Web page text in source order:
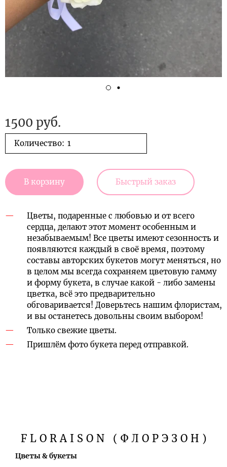
1500 руб.
Количество:
В корзину Быстрый заказ
Цветы, подаренные с любовью и от всего
сердца, делают этот момент особенным и
незабываемым! Все цветы имеют сезонность и
появляются каждый в своё время, поэтому
составы авторских букетов могут меняться, но
в целом мы всегда сохраняем цветовую гамму
и форму букета, в случае какой - либо замены
цветка, всё это предварительно
обговаривается! Доверьтесь нашим флористам,
и вы останетесь довольны своим выбором!
Только свежие цветы.
Пришлём фото букета перед отправкой.
FLORAISON (ФЛОРЭЗОН)
Цветы & букеты